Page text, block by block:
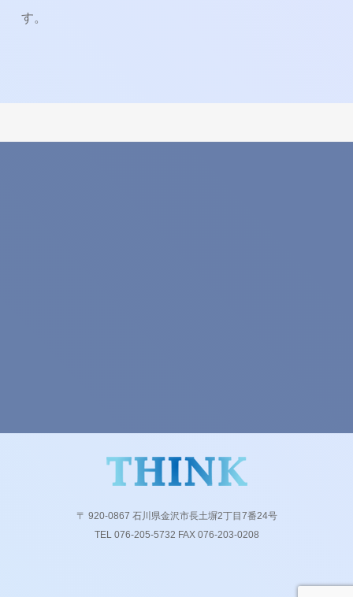
す。
〒 920-0867 石川県金沢市長土塀2丁目7番24号
TEL 076-205-5732 FAX 076-203-0208